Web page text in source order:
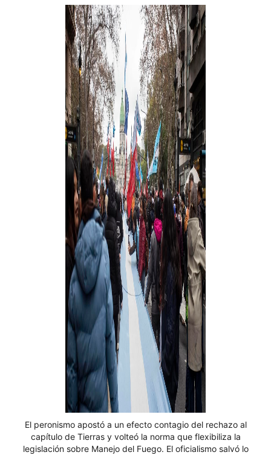
El peronismo apostó a un efecto contagio del rechazo al
capítulo de Tierras y volteó la norma que flexibiliza la
legislación sobre Manejo del Fuego. El oficialismo salvó lo